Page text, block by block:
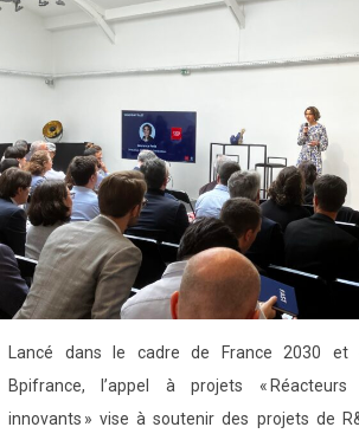
Lancé dans le cadre de France 2030 et
Bpifrance, l’appel à projets « Réacteurs
innovants » vise à soutenir des projets de